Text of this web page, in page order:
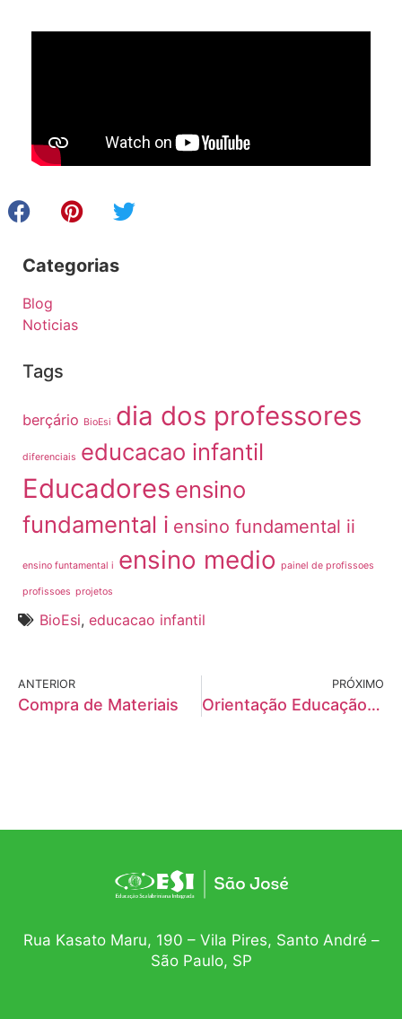
Categorias
Blog
Noticias
Tags
berçário BioEsi dia dos professores
diferenciais educacao infantil
Educadores ensino
fundamental i ensino fundamental ii
ensino funtamental i ensino medio painel de profissoes
profissoes projetos
BioEsi, educacao infantil
ANTERIOR
Compra de Materiais
PRÓXIMO
Orientação Educação Infantil
Rua Kasato Maru, 190 – Vila Pires, Santo André –
São Paulo, SP